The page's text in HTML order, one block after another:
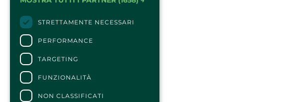
STRETTAMENTE NECESSARI
PERFORMANCE
TARGETING
FUNZIONALITÀ
NON CLASSIFICATI